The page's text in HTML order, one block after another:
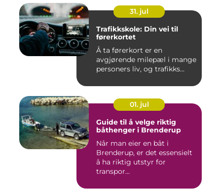
31. jul
Trafikkskole: Din vei til
førerkortet
Å ta førerkort er en
avgjørende milepæl i mange
personers liv, og trafikks...
01. jul
Guide til å velge riktig
båthenger i Brenderup
Når man eier en båt i
Brenderup, er det essensielt
å ha riktig utstyr for
transpor...